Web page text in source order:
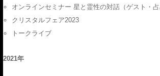
オンラインセミナー 星と霊性の対話（ゲスト・占
クリスタルフェア2023
トークライブ
2021年